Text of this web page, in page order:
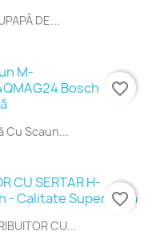
DE...
Cu Scaun...
favorite_border
CU...
favorite_border